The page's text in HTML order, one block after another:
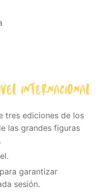
INTERNACIONAL
tres ediciones de los
las grandes figuras
garantizar
sesión.